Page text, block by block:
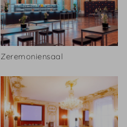
Zeremoniensaal